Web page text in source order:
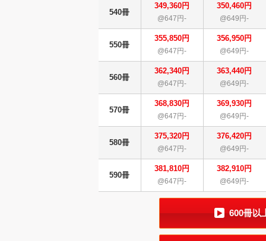
540冊
349,360円
@647円-
350,460円
@649円-
550冊
355,850円
@647円-
356,950円
@649円-
560冊
362,340円
@647円-
363,440円
@649円-
570冊
368,830円
@647円-
369,930円
@649円-
580冊
375,320円
@647円-
376,420円
@649円-
590冊
381,810円
@647円-
382,910円
@649円-
600冊以